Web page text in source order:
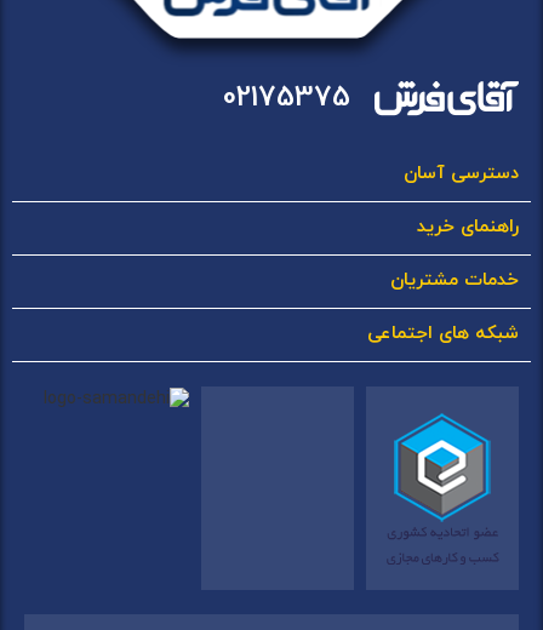
02175375
دسترسی آسان
راهنمای خرید
خدمات مشتریان
شبکه های اجتماعی